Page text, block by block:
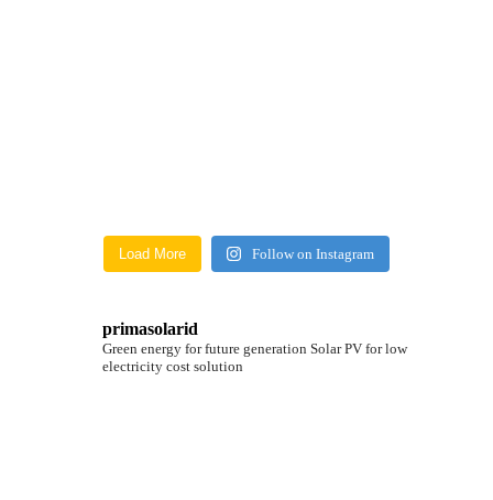
Load More Follow on Instagram
primasolarid
Green energy for future generation Solar PV for low
electricity cost solution